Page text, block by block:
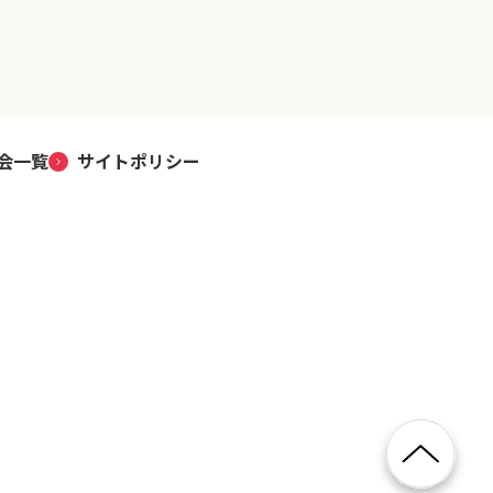
一覧 サイトポリシー